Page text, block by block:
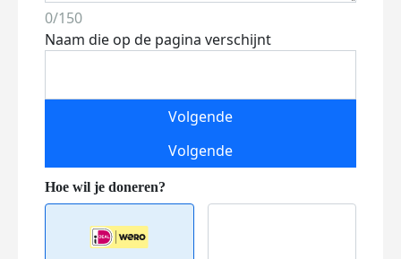
0/150
Naam die op de pagina verschijnt
Volgende
Volgende